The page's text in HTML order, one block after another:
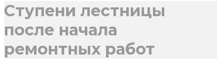
Ступени лестницы
после начала
ремонтных работ